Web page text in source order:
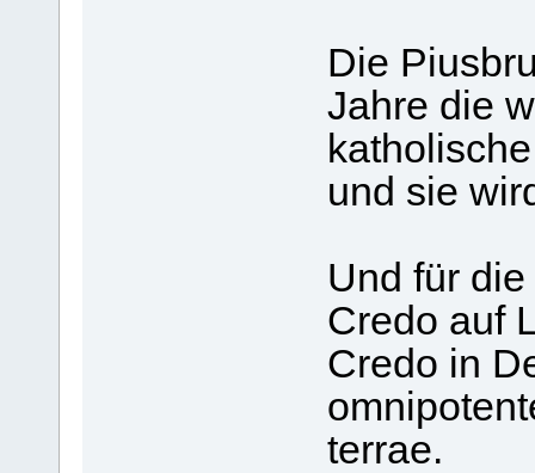
Die
Jahre die
und sie
Und für
Credo auf
Credo in
terrae.